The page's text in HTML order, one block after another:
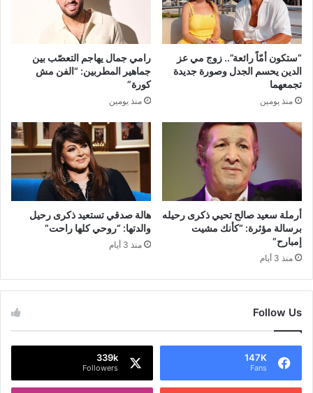
“ستكون أمّاً رائعة”.. زوج مي عز
الدين يحسم الجدل وصورة جديدة
تجمعهما
منذ يومين
رامي جمال يهاجم التعصّب بين
جماهير المطربين: “الفن مش
كورة”
منذ يومين
أرملة سعيد صالح تحيي ذكرى رحيله
برسالة مؤثرة: “كأنك مشيت
إمبارح”
منذ 3 أيام
هالة صدقي تستعيد ذكرى رحيل
والدتها: “روحي كلها راحت”
منذ 3 أيام
Follow Us
147K
Fans
339k
Followers